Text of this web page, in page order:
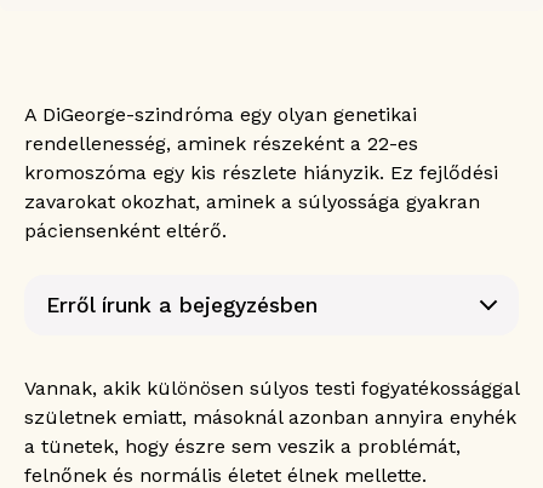
A DiGeorge-szindróma egy olyan genetikai
rendellenesség, aminek részeként a 22-es
kromoszóma egy kis részlete hiányzik. Ez fejlődési
zavarokat okozhat, aminek a súlyossága gyakran
páciensenként eltérő.
Erről írunk a bejegyzésben
A DiGeorge-szindróma okai
Mekkora az esélye a DiGeorge-szindróma
örökölhetőségének?
A DiGeorge-szindróma tünetei
Vannak, akik különösen súlyos testi fogyatékossággal
születnek emiatt, másoknál azonban annyira enyhék
a tünetek, hogy észre sem veszik a problémát,
felnőnek és normális életet élnek mellette.